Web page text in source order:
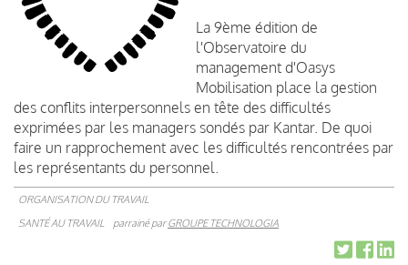
La 9ème édition de
l'Observatoire du
management d'Oasys
Mobilisation place la gestion
des conflits interpersonnels en tête des difficultés
exprimées par les managers sondés par Kantar. De quoi
faire un rapprochement avec les difficultés rencontrées par
les représentants du personnel.
ORGANISATION DU TRAVAIL
SANTÉ AU TRAVAIL
parrainé parGROUPE TECHNOLOGIA